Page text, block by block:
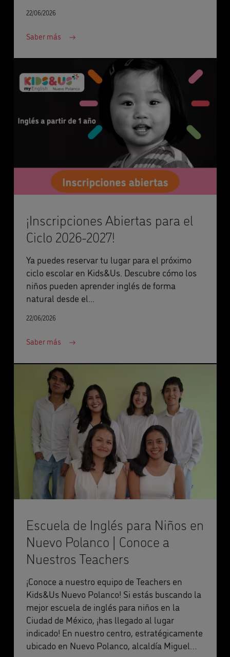
22/06/2026
Saber más
¡Inscripciones Abiertas para el
Ciclo 2026-2027!
Ya puedes reservar tu lugar para el próximo
ciclo escolar en Kids&Us. Descubre cómo los
niños pueden aprender inglés de forma
natural desde el...
22/06/2026
Saber más
Escuela de Inglés para Niños en
Nuevo Polanco | Conoce a
Nuestros Teachers
¡Conoce a nuestro equipo de Teachers en
Kids&Us Nuevo Polanco! Si estás buscando la
mejor escuela de inglés para niños en la
Ciudad de México, ¡has llegado al lugar
indicado! En nuestro centro, estratégicamente
ubicado en Nuevo Polanco, alcaldía Miguel